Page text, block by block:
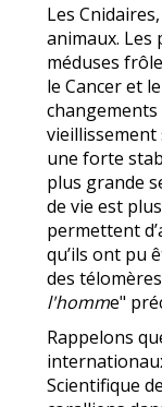
Les
animaux. Les
méduses
le Cancer et
une forte
plus grande
de vie est
permettent
qu’ils ont pu
des
l'homme"
Rappelons
Scientifique